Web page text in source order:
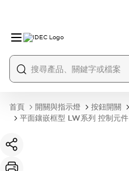
首頁 開關與指示燈 按鈕開關
平面鑲嵌框型 LW系列 控制元件